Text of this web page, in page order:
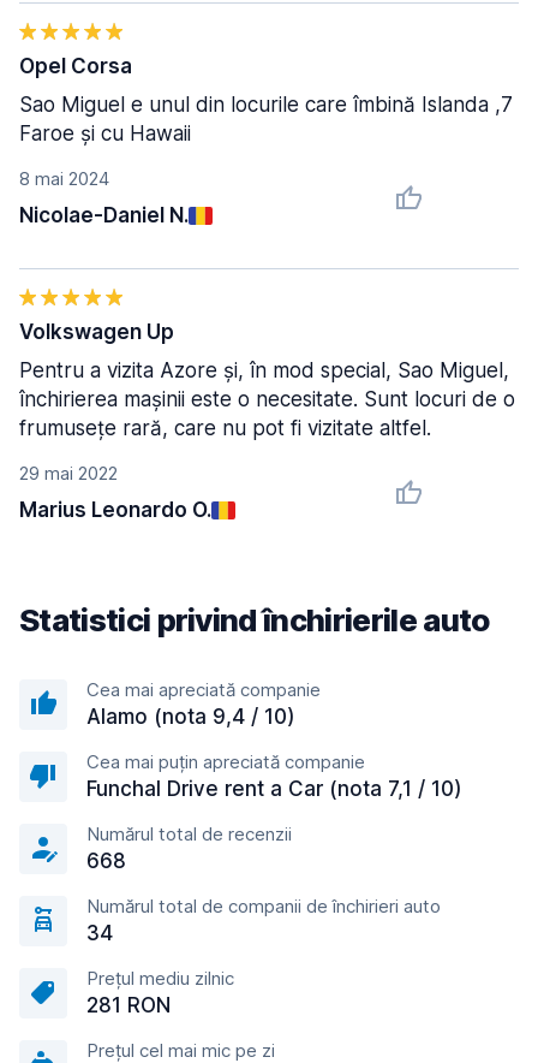
8 mai 2024
Nicolae-Daniel N.
Opel Corsa
Sao Miguel e unul din locurile care îmbină Islanda ,7
Faroe și cu Hawaii
29 mai 2022
Marius Leonardo O.
Volkswagen Up
Pentru a vizita Azore și, în mod special, Sao Miguel,
închirierea mașinii este o necesitate. Sunt locuri de o
frumusețe rară, care nu pot fi vizitate altfel.
Statistici privind închirierile auto
Cea mai apreciată companie
Alamo (nota 9,4 / 10)
Cea mai puțin apreciată companie
Funchal Drive rent a Car (nota 7,1 / 10)
Numărul total de recenzii
668
Numărul total de companii de închirieri auto
34
Prețul mediu zilnic
281 RON
Prețul cel mai mic pe zi